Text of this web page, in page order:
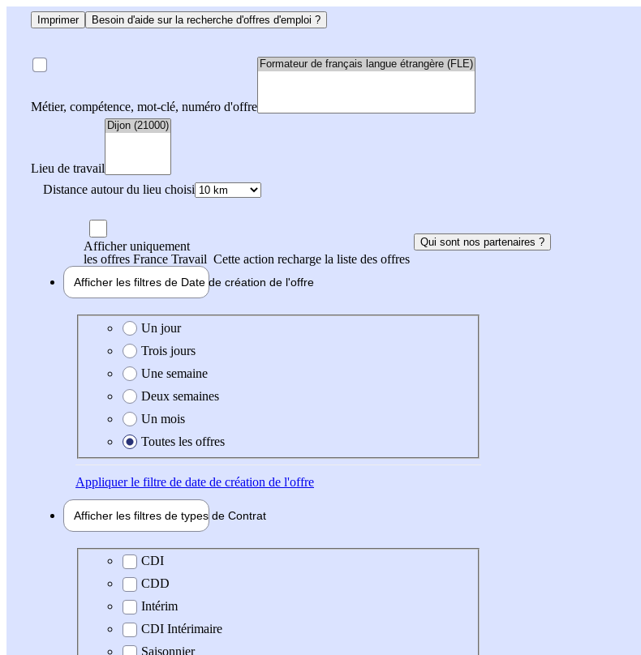
Imprimer Besoin d'aide sur la recherche d'offres d'emploi ?
Métier, compétence, mot-clé, numéro d'offre
Lieu de travail
Distance autour du lieu choisi
Afficher uniquement
les offres France Travail Cette action recharge la liste des offres
Qui sont nos partenaires ?
Afficher les filtres de Date de création de l'offre
Date de création de l'offre
Un jour
Trois jours
Une semaine
Deux semaines
Un mois
Toutes les offres
Appliquerle filtre de date de création de l'offre
Afficher les filtres de types de Contrat
Type de contrat
CDI
CDD
Intérim
CDI Intérimaire
Saisonnier